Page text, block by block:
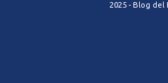
2025 - Blog del